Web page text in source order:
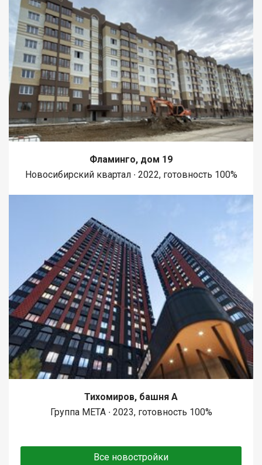
Фламинго, дом 19
Новосибирский квартал ∙ 2022, готовность 100%
Тихомиров, башня А
Группа МЕТА ∙ 2023, готовность 100%
Все новостройки